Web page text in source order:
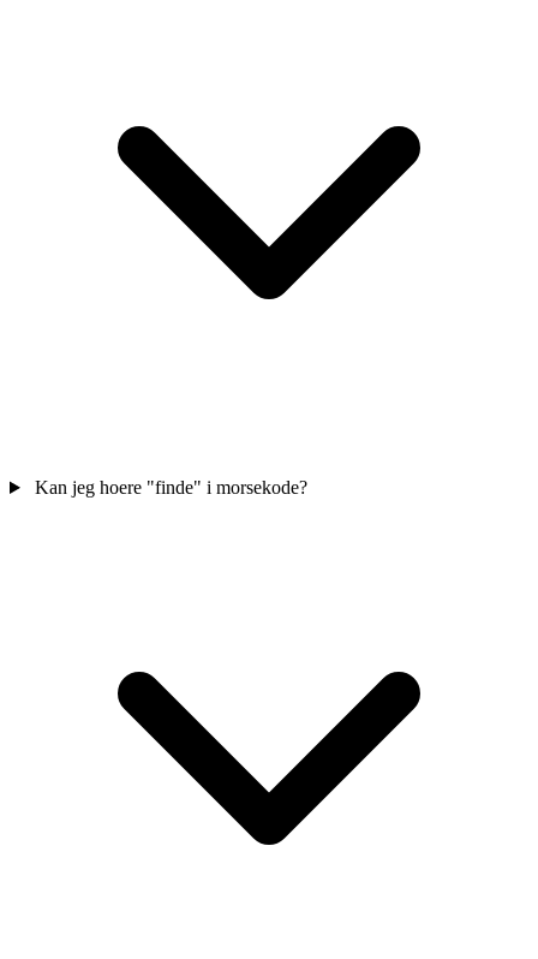
Kan jeg hoere "finde" i morsekode?